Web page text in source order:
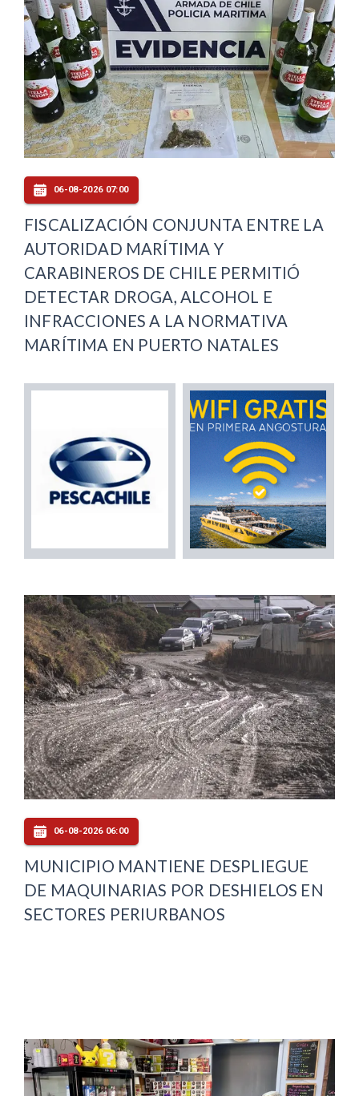
06-08-2026 07:00
FISCALIZACIÓN CONJUNTA ENTRE LA
AUTORIDAD MARÍTIMA Y
CARABINEROS DE CHILE PERMITIÓ
DETECTAR DROGA, ALCOHOL E
INFRACCIONES A LA NORMATIVA
MARÍTIMA EN PUERTO NATALES
06-08-2026 06:00
MUNICIPIO MANTIENE DESPLIEGUE
DE MAQUINARIAS POR DESHIELOS EN
SECTORES PERIURBANOS